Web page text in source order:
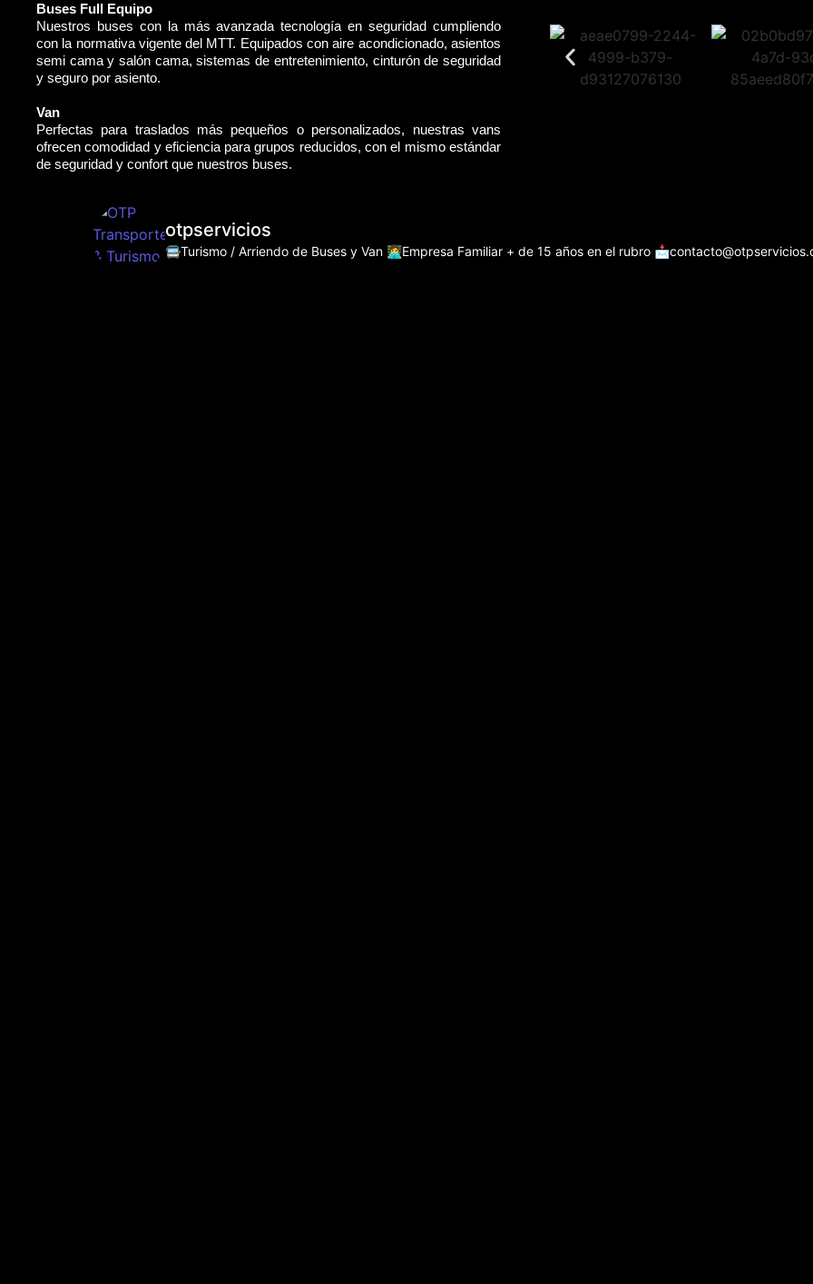
Buses Full Equipo
Nuestros buses con la más avanzada tecnología en seguridad cumpliendo
con la normativa vigente del MTT. Equipados con aire acondicionado, asientos
semi cama y salón cama, sistemas de entretenimiento, cinturón de seguridad
y seguro por asiento.
Van
Perfectas para traslados más pequeños o personalizados, nuestras vans
ofrecen comodidad y eficiencia para grupos reducidos, con el mismo estándar
de seguridad y confort que nuestros buses.
otpservicios
🚍Turismo / Arriendo de Buses y Van 👩‍💻Empresa Familiar + de 15 años en el rubro